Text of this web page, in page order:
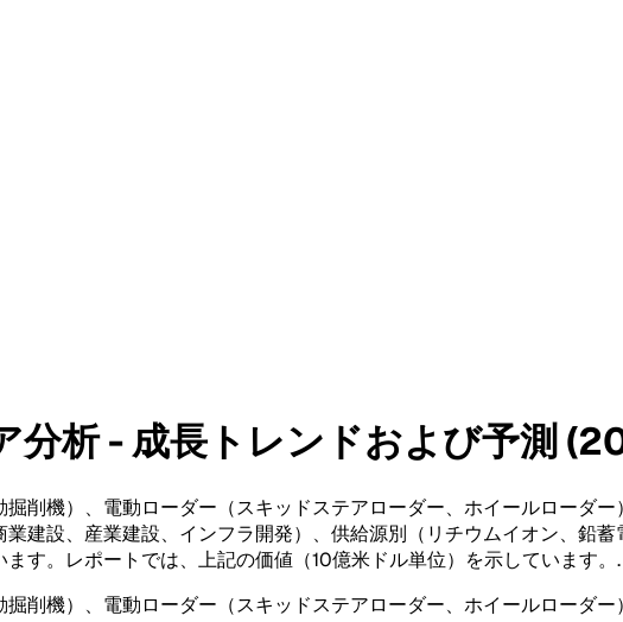
分析 - 成長トレンドおよび予測
削機）、電動ローダー（スキッドステアローダー、ホイールローダー
建設、産業建設、インフラ開発）、供給源別（リチウムイオン、鉛
す。レポートでは、上記の価値（10億米ドル単位）を示しています。 .
削機）、電動ローダー（スキッドステアローダー、ホイールローダー